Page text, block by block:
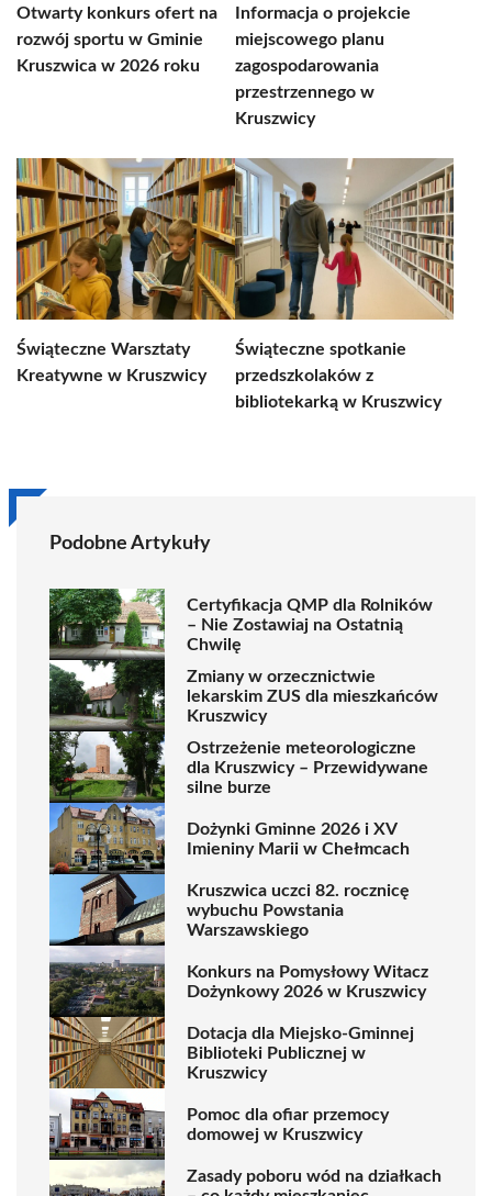
Otwarty konkurs ofert na
rozwój sportu w Gminie
Kruszwica w 2026 roku
Informacja o projekcie
miejscowego planu
zagospodarowania
przestrzennego w
Kruszwicy
Świąteczne Warsztaty
Kreatywne w Kruszwicy
Świąteczne spotkanie
przedszkolaków z
bibliotekarką w Kruszwicy
Podobne Artykuły
Certyfikacja QMP dla Rolników
– Nie Zostawiaj na Ostatnią
Chwilę
Zmiany w orzecznictwie
lekarskim ZUS dla mieszkańców
Kruszwicy
Ostrzeżenie meteorologiczne
dla Kruszwicy – Przewidywane
silne burze
Dożynki Gminne 2026 i XV
Imieniny Marii w Chełmcach
Kruszwica uczci 82. rocznicę
wybuchu Powstania
Warszawskiego
Konkurs na Pomysłowy Witacz
Dożynkowy 2026 w Kruszwicy
Dotacja dla Miejsko-Gminnej
Biblioteki Publicznej w
Kruszwicy
Pomoc dla ofiar przemocy
domowej w Kruszwicy
Zasady poboru wód na działkach